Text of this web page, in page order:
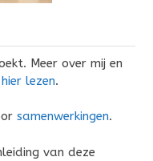
Meer over mij en
hier lezen.
samenwerkingen.
van deze